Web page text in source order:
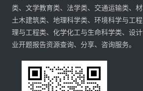
类、文学教育类、法学类、交通运输类、材
土木建筑类、地理科学类、环境科学与工
理与工程类、化学化工与生命科学类、设计
业开题报告资源查询、分享、咨询服务。